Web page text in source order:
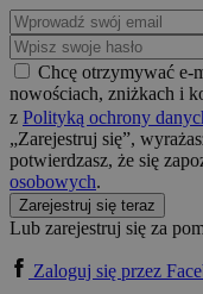
Chcę otrzymywać e-
nowościach, zniżkach i
z Polityką ochrony
„Zarejestruj się”,
potwierdzasz, że się
osobowych.
Zarejestruj się teraz
Lub zarejestruj się za
Zaloguj się przez